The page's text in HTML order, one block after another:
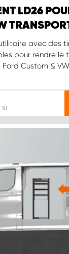
LD26
avec des
pour rendre le
Custom &
%)